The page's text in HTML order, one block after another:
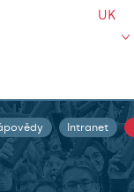
UK
Intranet